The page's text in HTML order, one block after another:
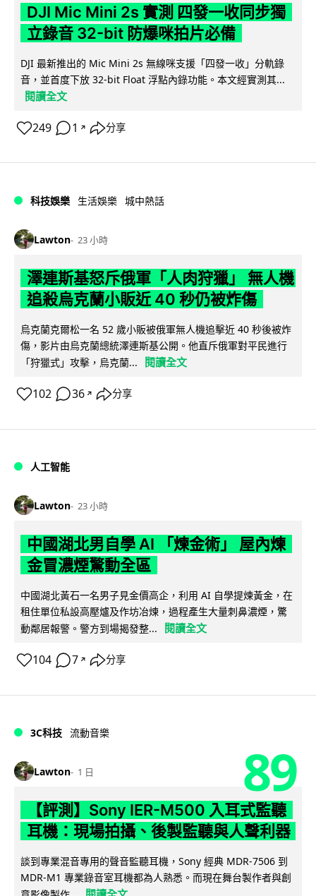
DJI Mic Mini 2s 實測 四發一收同步獨
立錄音 32-bit 防爆咪拍片必備
DJI 最新推出的 Mic Mini 2s 無線咪支援「四發一收」分軌錄
音，並首度下放 32-bit Float 浮點內錄功能。本文經實測其...
閱讀全文
249 1 ↗ 分享
科技娛樂 生活娛樂 城中熱話
Lawton 23 小時
澤連斯基怒斥俄軍「人肉狩獵」 無人機
追殺烏克蘭小販近 40 秒仍被炸傷
烏克蘭克爾松一名 52 歲小販被俄軍無人機追擊近 40 秒後被炸
傷，影片由烏克蘭總統澤連斯基公開。他直斥俄軍對平民進行
「狩獵式」攻擊，烏克蘭...
閱讀全文
102 36 ↗ 分享
人工智能
Lawton 23 小時
中國湖北男自學 AI 「煉金術」 屋內煉
金冒濃煙驚動全區
中國湖北黃石一名男子見金價高企，利用 AI 自學提煉黃金，在
租住單位私設高壓爐及作坊冶煉，過程產生大量刺鼻濃煙，驚
動鄰居報警。警方到場揭發整...
閱讀全文
104 7 ↗ 分享
3C科技 流動音樂
Lawton 1 日 89
【評測】Sony IER-M500 入耳式監聽
耳機：現場拍攝、後製監聽與人聲利器
談到專業混音專用的聲音監聽耳機，Sony 經典 MDR-7506 到
MDR-M1 專業錄音室耳機都為人熟悉。而現在舞台製作者與創